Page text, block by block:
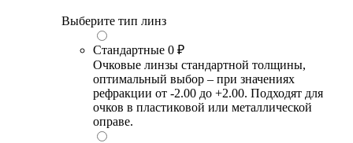
Выберите тип линз
Стандартные 0 ₽
Очковые линзы стандартной толщины,
оптимальный выбор – при значениях
рефракции от -2.00 до +2.00. Подходят для
очков в пластиковой или металлической
оправе.